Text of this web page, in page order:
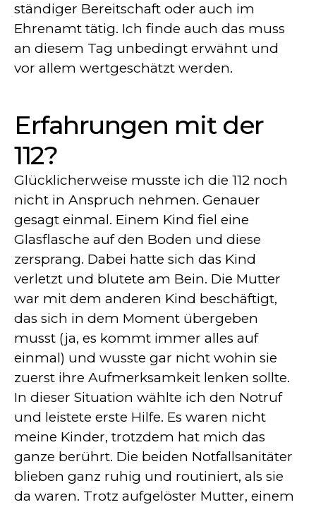
ständiger Bereitschaft oder auch im
Ehrenamt tätig. Ich finde auch das muss
an diesem Tag unbedingt erwähnt und
vor allem wertgeschätzt werden.
Erfahrungen mit der
112?
Glücklicherweise musste ich die 112 noch
nicht in Anspruch nehmen. Genauer
gesagt einmal. Einem Kind fiel eine
Glasflasche auf den Boden und diese
zersprang. Dabei hatte sich das Kind
verletzt und blutete am Bein. Die Mutter
war mit dem anderen Kind beschäftigt,
das sich in dem Moment übergeben
musst (ja, es kommt immer alles auf
einmal) und wusste gar nicht wohin sie
zuerst ihre Aufmerksamkeit lenken sollte.
In dieser Situation wählte ich den Notruf
und leistete erste Hilfe. Es waren nicht
meine Kinder, trotzdem hat mich das
ganze berührt. Die beiden Notfallsanitäter
blieben ganz ruhig und routiniert, als sie
da waren. Trotz aufgelöster Mutter, einem